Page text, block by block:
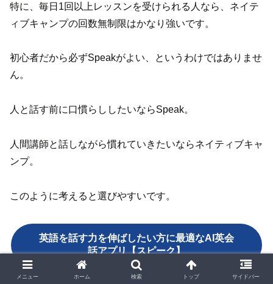
特に、毎日1回以上レッスンを受けられる人なら、ネイテ
ィブキャンプの回数無制限はかなり強いです。
初心者だから必ずSpeakがよい、というわけではありませ
ん。
人と話す前に口慣らししたいならSpeak。
人間講師と話しながら慣れていきたいならネイティブキャ
ンプ。
このように考えると選びやすいです。
英語を話す力を伸ばしたい方に最適なAI英会
話アプリ【スピーク】
/////詳細・お申し込みはこちらから/////
メニュー ホーム 検索 トップ サイドバー